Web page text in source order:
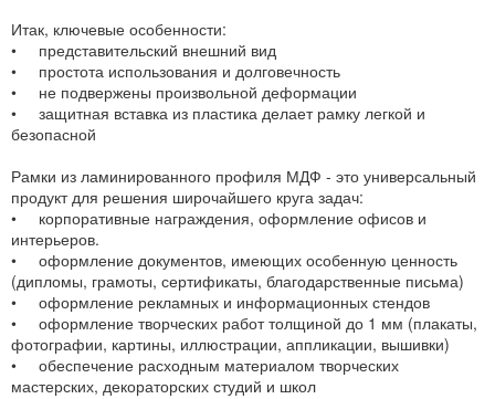
Итак, ключевые особенности:
• представительский внешний вид
• простота использования и долговечность
• не подвержены произвольной деформации
• защитная вставка из пластика делает рамку легкой и
безопасной
Рамки из ламинированного профиля МДФ - это универсальный
продукт для решения широчайшего круга задач:
• корпоративные награждения, оформление офисов и
интерьеров.
• оформление документов, имеющих особенную ценность
(дипломы, грамоты, сертификаты, благодарственные письма)
• оформление рекламных и информационных стендов
• оформление творческих работ толщиной до 1 мм (плакаты,
фотографии, картины, иллюстрации, аппликации, вышивки)
• обеспечение расходным материалом творческих
мастерских, декораторских студий и школ